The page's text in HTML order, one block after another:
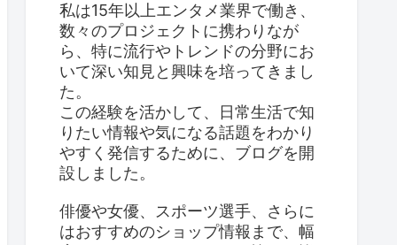
私は15年以上エンタメ業界で働き、
数々のプロジェクトに携わりなが
ら、特に流行やトレンドの分野にお
いて深い知見と興味を培ってきまし
た。
この経験を活かして、日常生活で知
りたい情報や気になる話題をわかり
やすく発信するために、ブログを開
設しました。
俳優や女優、スポーツ選手、さらに
はおすすめのショップ情報まで、幅